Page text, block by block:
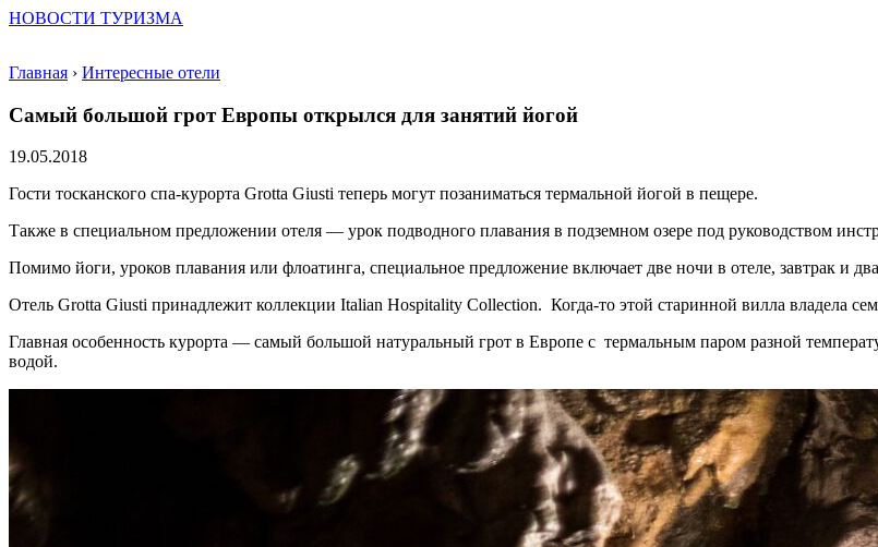
НОВОСТИ ТУРИЗМА
Главная › Интересные отели
Самый большой грот Европы открылся для занятий йогой
19.05.2018
Гости тосканского спа-курорта Grotta Giusti теперь могут позаниматься термальной йогой в пещере.
Также в специальном предложении отеля — урок подводного плавания в подземном озере под руководством
Помимо йоги, уроков плавания или флоатинга, специальное предложение включает две ночи в отеле, завтрак и
Отель Grotta Giusti принадлежит коллекции Italian Hospitality Collection. Когда-то этой старинной вилла владела
Главная особенность курорта — самый большой натуральный грот в Европе с термальным паром разной
водой.